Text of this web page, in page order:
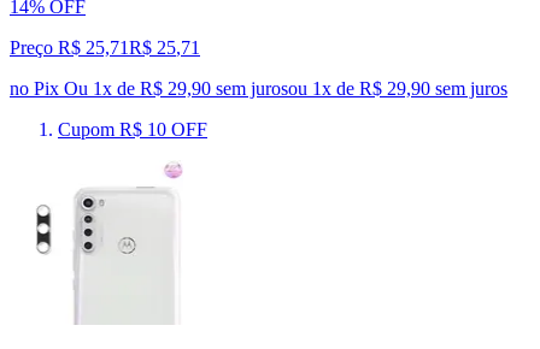
14% OFF
Preço R$ 25,71R$ 25,71
no Pix Ou 1x de R$ 29,90 sem jurosou 1x de R$ 29,90 sem juros
Cupom R$ 10 OFF